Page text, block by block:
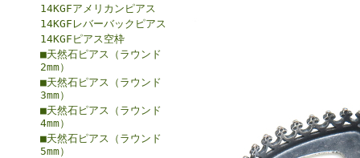
14KGFアメリカンピアス
14KGFレバーバックピアス
14KGFピアス空枠
■天然石ピアス（ラウンド
2mm）
■天然石ピアス（ラウンド
3mm）
■天然石ピアス（ラウンド
4mm）
■天然石ピアス（ラウンド
5mm）